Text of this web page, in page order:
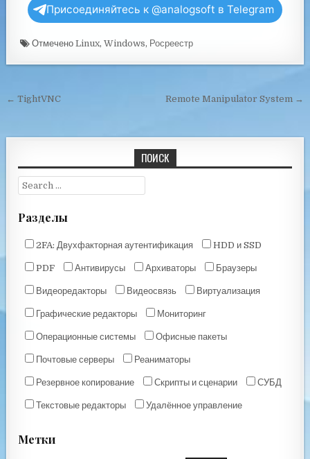
Присоединяйтесь к @analogsoft в Telegram
ОтмеченоLinux,Windows, Росреестр
← TightVNC Remote Manipulator System →
ПОИСК
Разделы
2FA: Двухфакторная аутентификация HDD и SSD
PDF Антивирусы Архиваторы Браузеры
Видеоредакторы Видеосвязь Виртуализация
Графические редакторы Мониторинг
Операционные системы Офисные пакеты
Почтовые серверы Реаниматоры
Резервное копирование Скрипты и сценарии СУБД
Текстовые редакторы Удалённое управление
Метки